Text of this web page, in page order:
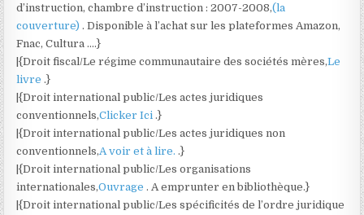
d’instruction, chambre d’instruction : 2007-2008,(la
couverture) . Disponible à l’achat sur les plateformes Amazon,
Fnac, Cultura ….}
|{Droit fiscal/Le régime communautaire des sociétés mères,Le
livre .}
|{Droit international public/Les actes juridiques
conventionnels,Clicker Ici .}
|{Droit international public/Les actes juridiques non
conventionnels,A voir et à lire. .}
|{Droit international public/Les organisations
internationales,Ouvrage . A emprunter en bibliothèque.}
|{Droit international public/Les spécificités de l’ordre juridique